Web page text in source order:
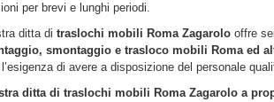
per brevi e lunghi periodi.
ditta di traslochi mobili Roma Zagarolo offre
smontaggio e trasloco mobili Roma ed
l’esigenza di avere a disposizione del personale
ditta di traslochi mobili Roma Zagarolo a